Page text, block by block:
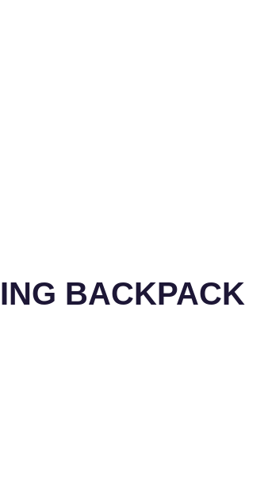
BACKPACK